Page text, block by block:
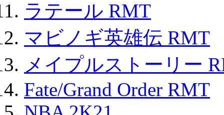
ラテール RMT
マビノギ英雄伝 RMT
メイプルストーリー
Fate/Grand Order RMT